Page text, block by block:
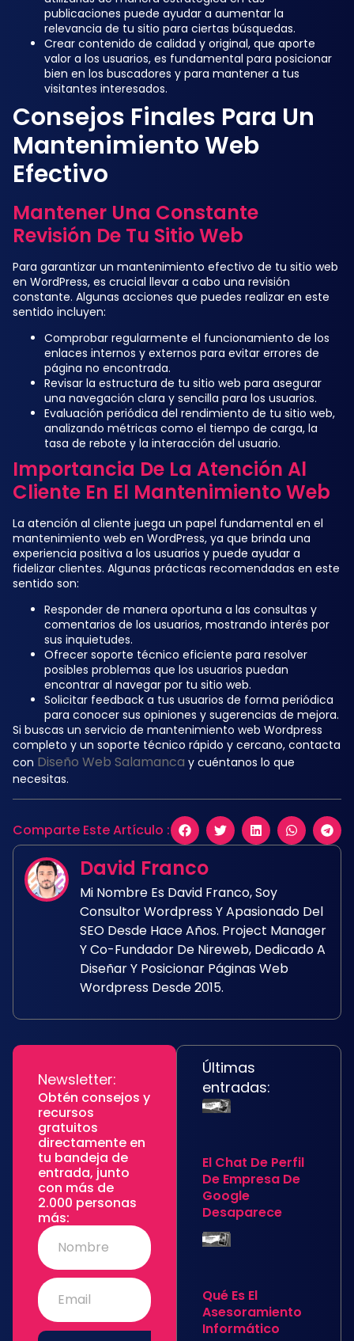
publicaciones puede ayudar a aumentar la
relevancia de tu sitio para ciertas búsquedas.
Crear contenido de calidad y original, que aporte
valor a los usuarios, es fundamental para posicionar
bien en los buscadores y para mantener a tus
visitantes interesados.
Consejos Finales Para Un
Mantenimiento Web
Efectivo
Mantener Una Constante
Revisión De Tu Sitio Web
Para garantizar un mantenimiento efectivo de tu sitio web
en WordPress, es crucial llevar a cabo una revisión
constante. Algunas acciones que puedes realizar en este
sentido incluyen:
Comprobar regularmente el funcionamiento de los
enlaces internos y externos para evitar errores de
página no encontrada.
Revisar la estructura de tu sitio web para asegurar
una navegación clara y sencilla para los usuarios.
Evaluación periódica del rendimiento de tu sitio web,
analizando métricas como el tiempo de carga, la
tasa de rebote y la interacción del usuario.
Importancia De La Atención Al
Cliente En El Mantenimiento Web
La atención al cliente juega un papel fundamental en el
mantenimiento web en WordPress, ya que brinda una
experiencia positiva a los usuarios y puede ayudar a
fidelizar clientes. Algunas prácticas recomendadas en este
sentido son:
Responder de manera oportuna a las consultas y
comentarios de los usuarios, mostrando interés por
sus inquietudes.
Ofrecer soporte técnico eficiente para resolver
posibles problemas que los usuarios puedan
encontrar al navegar por tu sitio web.
Solicitar feedback a tus usuarios de forma periódica
para conocer sus opiniones y sugerencias de mejora.
Si buscas un servicio de mantenimiento web Wordpress
completo y un soporte técnico rápido y cercano, contacta
con Diseño Web Salamanca y cuéntanos lo que
necesitas.
Comparte Este Artículo :
David Franco
Mi Nombre Es David Franco, Soy
Consultor Wordpress Y Apasionado Del
SEO Desde Hace Años. Project Manager
Y Co-Fundador De Nireweb, Dedicado A
Diseñar Y Posicionar Páginas Web
Wordpress Desde 2015.
Newsletter:
Obtén consejos y
recursos
gratuitos
directamente en
tu bandeja de
entrada, junto
con más de
2.000 personas
más:
Últimas
entradas:
El Chat De Perfil
De Empresa De
Google
Desaparece
Qué Es El
Asesoramiento
Informático